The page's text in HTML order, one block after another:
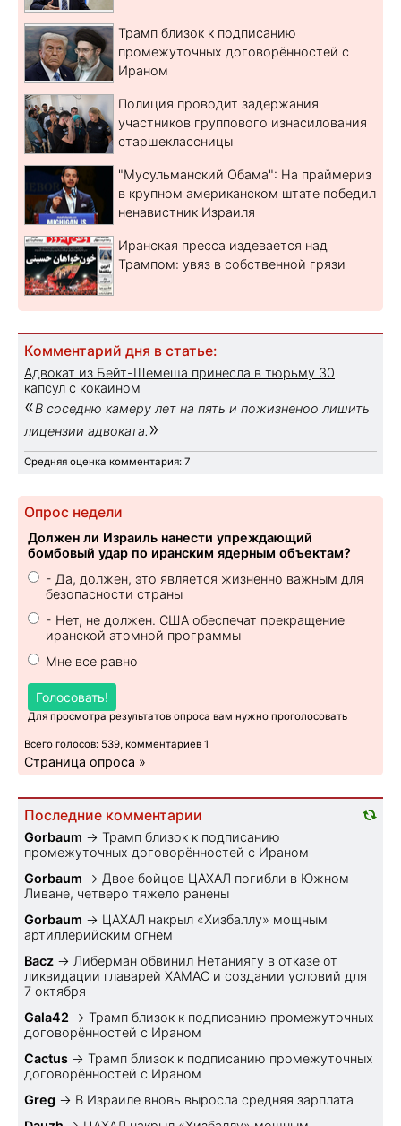
Трамп близок к подписанию
промежуточных договорённостей с
Ираном
Полиция проводит задержания
участников группового изнасилования
старшеклассницы
"Мусульманский Обама": На праймериз
в крупном американском штате победил
ненавистник Израиля
Иранская пресса издевается над
Трампом: увяз в собственной грязи
Комментарий дня в статье:
Адвокат из Бейт-Шемеша принесла в тюрьму 30
капсул с кокаином
«В соседню камеру лет на пять и пожизненоо лишить
лицензии адвоката. »
Средняя оценка комментария: 7
Опрос недели
Должен ли Израиль нанести упреждающий
бомбовый удар по иранским ядерным объектам?
- Да, должен, это является жизненно важным для
безопасности страны
- Нет, не должен. США обеспечат прекращение
иранской атомной программы
Мне все равно
Голосовать!
Для просмотра результатов опроса вам нужно проголосовать
Всего голосов: 539, комментариев 1
Страница опроса »
Последние комментарии
Gorbaum → Трамп близок к подписанию
промежуточных договорённостей с Ираном
Gorbaum → Двое бойцов ЦАХАЛ погибли в Южном
Ливане, четверо тяжело ранены
Gorbaum → ЦАХАЛ накрыл «Хизбаллу» мощным
артиллерийским огнем
Bacz → Либерман обвинил Нетаниягу в отказе от
ликвидации главарей ХАМАС и создании условий для
7 октября
Gala42 → Трамп близок к подписанию промежуточных
договорённостей с Ираном
Cactus → Трамп близок к подписанию промежуточных
договорённостей с Ираном
Greg → В Израиле вновь выросла средняя зарплата